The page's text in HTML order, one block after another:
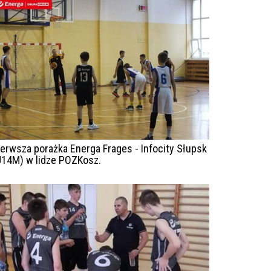
porażka Energa Frages - Infocity Słupsk
w lidze POZKosz.